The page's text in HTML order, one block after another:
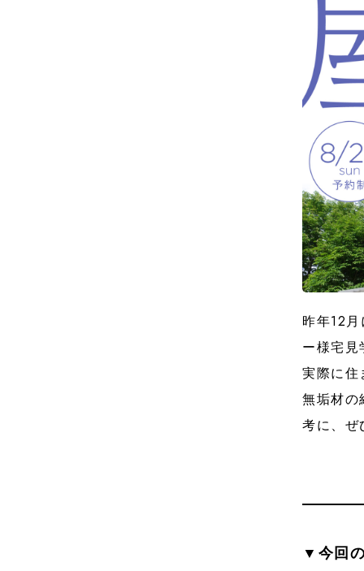
昨年12
ー様宅
実際に住
無垢材の
考に
▼今回